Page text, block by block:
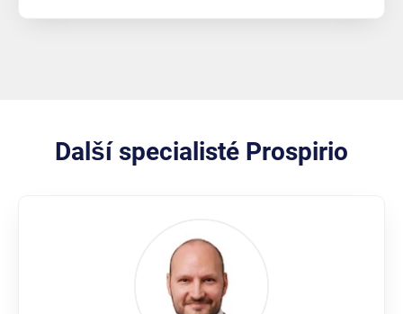
Další specialisté Prospirio